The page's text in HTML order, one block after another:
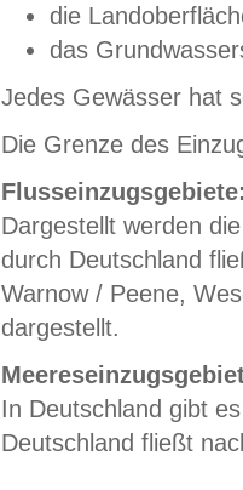
die
das
Jedes Gewässer hat
Die Grenze des
Dargestellt werden
durch Deutschland
Warnow / Peene,
dargestellt.
In Deutschland gibt
Deutschland fließt